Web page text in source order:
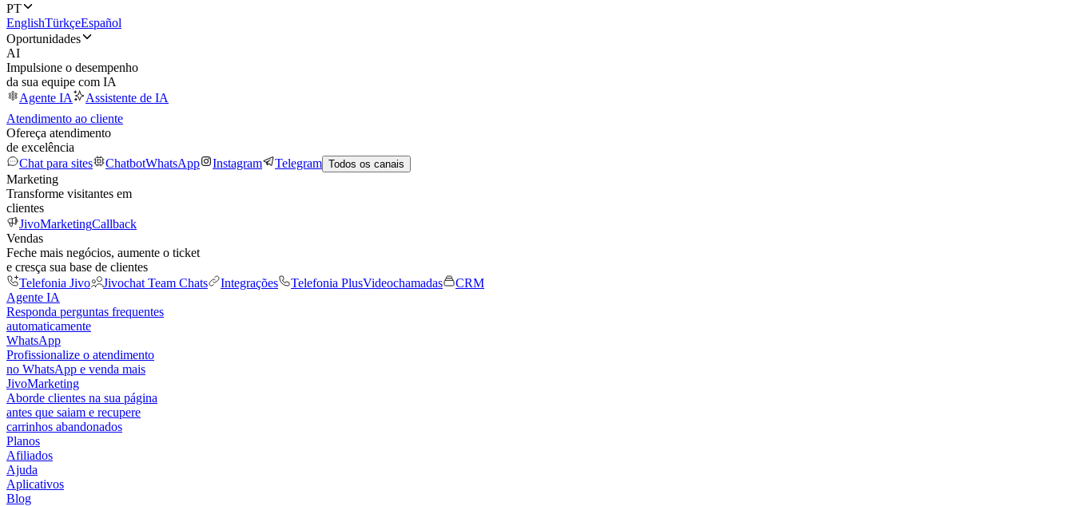
PT
EnglishTürkçeEspañol
Oportunidades
AI
Impulsione o desempenho
da sua equipe com IA
Agente IA
Assistente de IA
Atendimento ao cliente
Ofereça atendimento
de excelência
Chat para sites
ChatbotWhatsApp Instagram Telegram Todos os canais
Marketing
Transforme visitantes em
clientes
JivoMarketingCallback
Vendas
Feche mais negócios, aumente o ticket
e cresça sua base de clientes
Telefonia Jivo
Jivochat Team Chats Integrações Telefonia PlusVideochamadas
CRM
Agente IA
Responda perguntas frequentes
automaticamente
WhatsApp
Profissionalize o atendimento
no WhatsApp e venda mais
JivoMarketing
Aborde clientes na sua página
antes que saiam e recupere
carrinhos abandonados
Planos
Afiliados
Ajuda
Aplicativos
Blog